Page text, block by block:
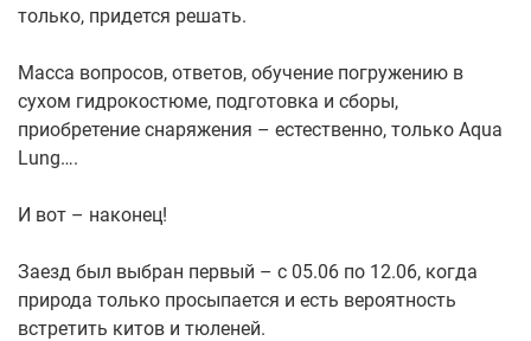
только, придется решать.
Масса вопросов, ответов, обучение погружению в
сухом гидрокостюме, подготовка и сборы,
приобретение снаряжения – естественно, только Aqua
Lung….
И вот – наконец!
Заезд был выбран первый – с 05.06 по 12.06, когда
природа только просыпается и есть вероятность
встретить китов и тюленей.